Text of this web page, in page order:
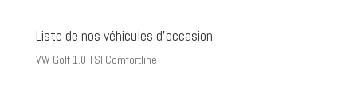
Liste de nos véhicules d’occasion
VW Golf 1.0 TSI Comfortline